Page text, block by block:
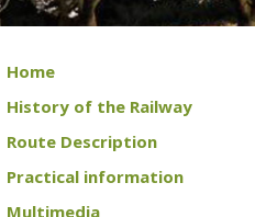
Home
History of the Railway
Route Description
Practical information
Multimedia